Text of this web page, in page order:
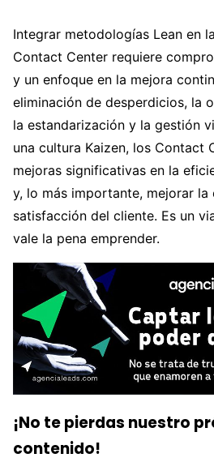
Integrar metodologías Lean en
Contact Center requiere
y un enfoque en la mejora
eliminación de desperdicios, la
la estandarización y la gestión
una cultura Kaizen, los Contact
mejoras significativas en la
y, lo más importante, mejorar la
satisfacción del cliente. Es un
vale la pena emprender.
¡No te pierdas nuestro
contenido!